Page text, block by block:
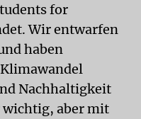
for
Wir entwarfen
haben
Nachhaltigkeit
aber mit